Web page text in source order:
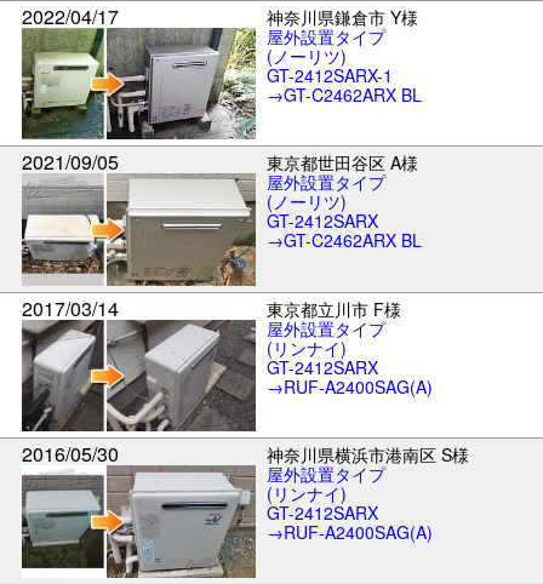
2022/04/17
神奈川県鎌倉市 Y様
屋外設置タイプ
(ノーリツ)
GT-2412SARX-1
→GT-C2462ARX BL
2021/09/05
東京都世田谷区 A様
屋外設置タイプ
(ノーリツ)
GT-2412SARX
→GT-C2462ARX BL
2017/03/14
東京都立川市 F様
屋外設置タイプ
(リンナイ)
GT-2412SARX
→RUF-A2400SAG(A)
2016/05/30
神奈川県横浜市港南区 S様
屋外設置タイプ
(リンナイ)
GT-2412SARX
→RUF-A2400SAG(A)